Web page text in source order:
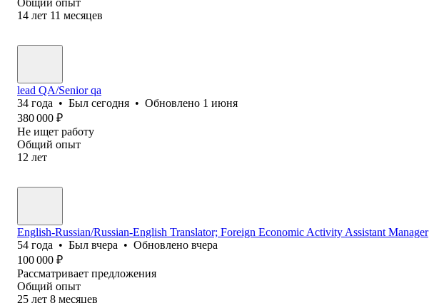
14 лет 11 месяцев
lead QA/Senior qa
34 года • Был сегодня • Обновлено 1 июня
380 000 ₽
Не ищет работу
Общий опыт
12 лет
English-Russian/Russian-English Translator; Foreign Economic Activity Assistant Manager
54 года • Был вчера • Обновлено вчера
100 000 ₽
Рассматривает предложения
Общий опыт
25 лет 8 месяцев